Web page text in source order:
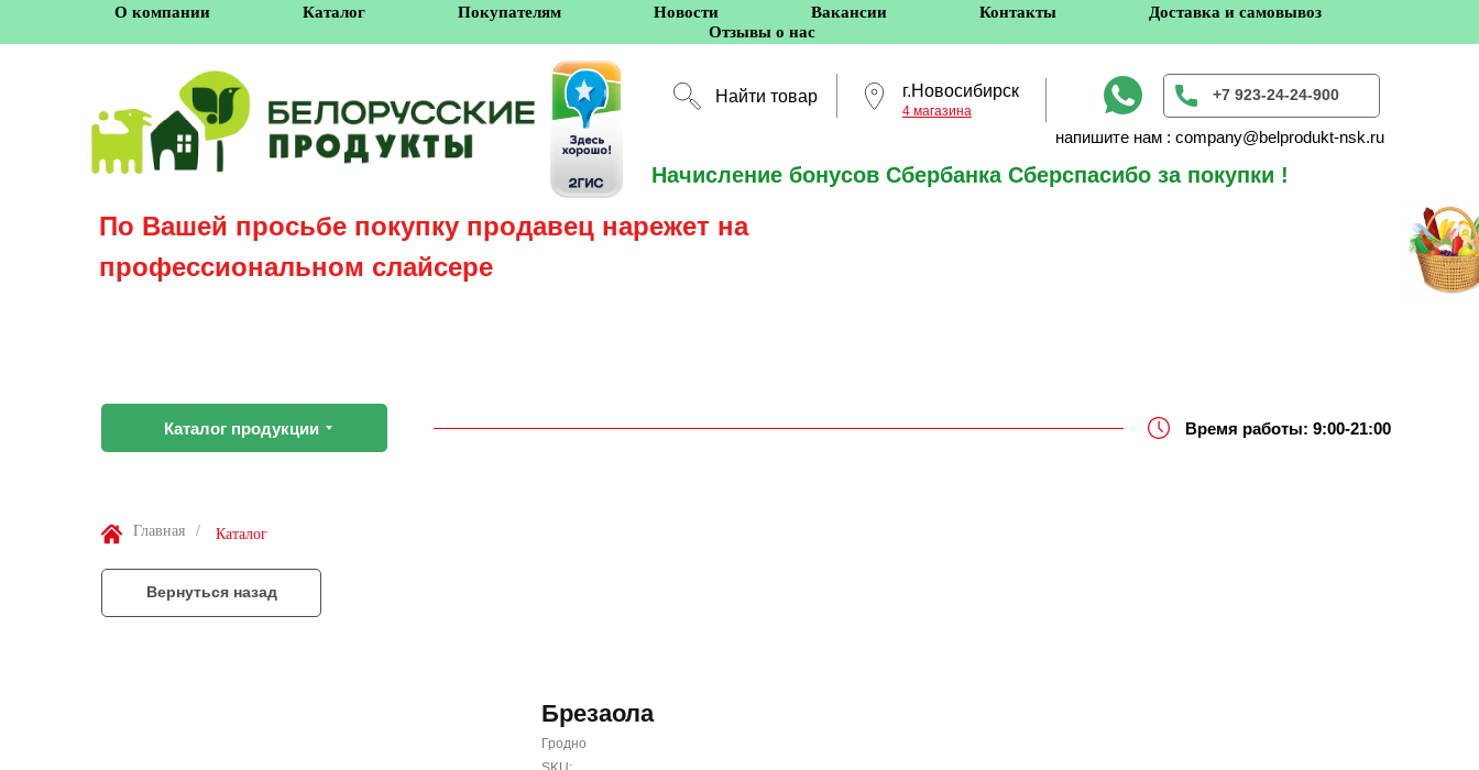
О компании Каталог Покупателям Новости Вакансии Контакты
Доставка и самовывоз
Отзывы о нас
г.Новосибирск +7 923-24-24-900
Найти товар
4 магазина
Начисление бонусов Сбербанка Сберспасибо за покупки !
напишите нам : company@belprodukt-nsk.ru
По Вашей просьбе покупку продавец нарежет на
профессиональном слайсере
Каталог продукции Время работы: 9:00-21:00
Главная / Каталог
Вернуться назад
Брезаола
Гродно